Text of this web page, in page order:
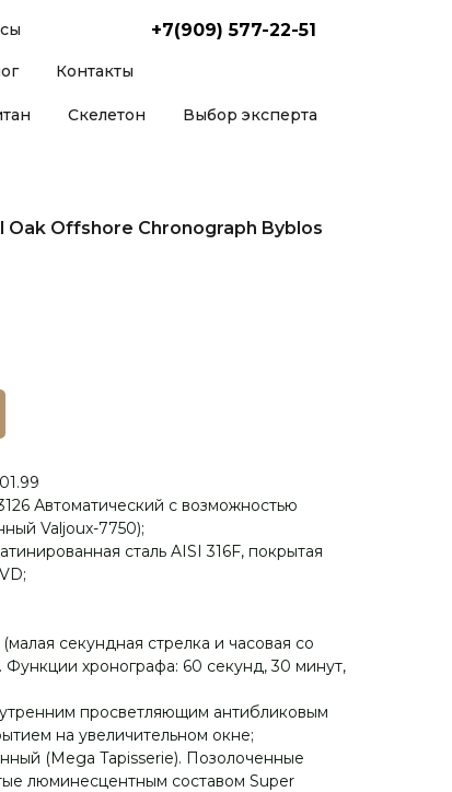
Контакты
+7(909) 577-22-51
Скелетон Выбор эксперта
Offshore Chronograph Byblos
Автоматический с возможностью
Valjoux-7750);
сталь AISI 316F, покрытая
секундная стрелка и часовая со
Функции хронографа: 60 секунд, 30 минут,
просветляющим антибликовым
на увеличительном окне;
(Mega Tapisserie). Позолоченные
люминесцентным составом Super